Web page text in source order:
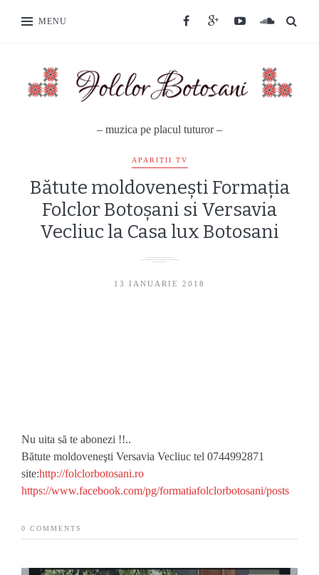
MENU
– muzica pe placul tuturor –
APARIȚII TV
Bătute moldoveneşti Formaţia
Folclor Botoşani si Versavia
Vecliuc la Casa lux Botosani
13 IANUARIE 2018
Nu uita să te abonezi !!..
Bătute moldoveneşti Versavia Vecliuc tel 0744992871
site:http://folclorbotosani.ro
https://www.facebook.com/pg/formatiafolclorbotosani/posts
0 COMMENTS